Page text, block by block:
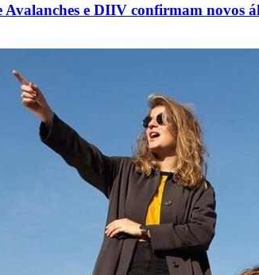
Avalanches e DIIV confirmam novos